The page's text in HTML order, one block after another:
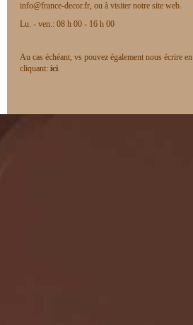
info@france-decor.fr, ou à visiter notre site web.
Lu. - ven.: 08 h 00 - 16 h 00
Au cas échéant, vs pouvez également nous écrire en
cliquant: ici.